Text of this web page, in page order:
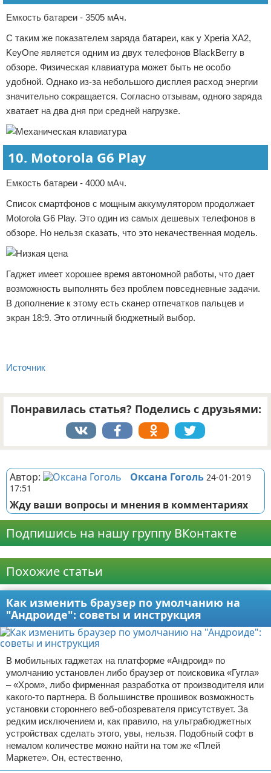
Емкость батареи - 3505 мАч.
С таким же показателем заряда батареи, как у Xperia XA2,
KeyOne является одним из двух телефонов BlackBerry в
обзоре. Физическая клавиатура может быть не особо
удобной. Однако из-за небольшого дисплея расход энергии
значительно сокращается. Согласно отзывам, одного заряда
хватает на два дня при средней нагрузке.
10. Motorola G6 Play
Емкость батареи - 4000 мАч.
Список смартфонов с мощным аккумулятором продолжает
Motorola G6 Play. Это один из самых дешевых телефонов в
обзоре. Но нельзя сказать, что это некачественная модель.
Гаджет имеет хорошее время автономной работы, что дает
возможность выполнять без проблем повседневные задачи.
В дополнение к этому есть сканер отпечатков пальцев и
экран 18:9. Это отличный бюджетный выбор.
Источник
Понравилась статья? Поделись с друзьями:
Автор: Оксана Гоголь 24-01-2019
17:51
Жду ваши вопросы и мнения в комментариях
Подпишись на нашу группу ВКонтакте
Похожие статьи
Как изменить браузер по умолчанию на
"Андроиде": советы и инструкция
В мобильных гаджетах на платформе «Андроид» по
умолчанию установлен либо браузер от поисковика «Гугла»
– «Хром», либо фирменная разработка от производителя или
какого-то партнера. В большинстве прошивок возможность
установки стороннего веб-обозревателя присутствует. За
редким исключением и, как правило, на ультрабюджетных
устройствах сделать этого, увы, нельзя. Подобный софт в
немалом количестве можно найти на том же «Плей
Маркете». Он, естественно,